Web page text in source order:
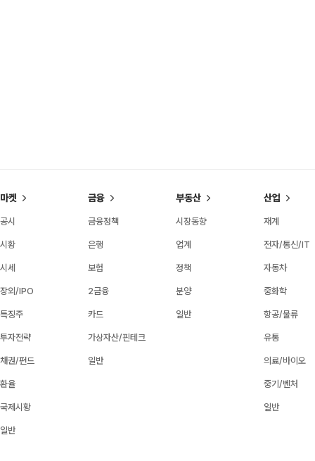
마켓
공시
시황
시세
장외/IPO
특징주
투자전략
채권/펀드
환율
국제시황
일반
금융
금융정책
은행
보험
2금융
카드
가상자산/핀테크
일반
부동산
시장동향
업계
정책
분양
일반
산업
재계
전자/통신/IT
자동차
중화학
항공/물류
유통
의료/바이오
중기/벤처
일반